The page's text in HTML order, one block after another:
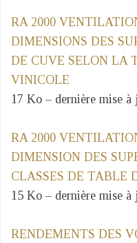
RA 2000
DIMENSIONS DES
DE CUVE SELON LA
VINICOLE
17 Ko – dernière mise
RA 2000
DIMENSION DES
CLASSES DE TABLE
15 Ko – dernière mise
RENDEMENTS DES